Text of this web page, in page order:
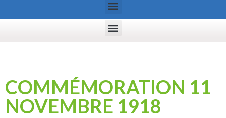
COMMÉMORATION 11
NOVEMBRE 1918